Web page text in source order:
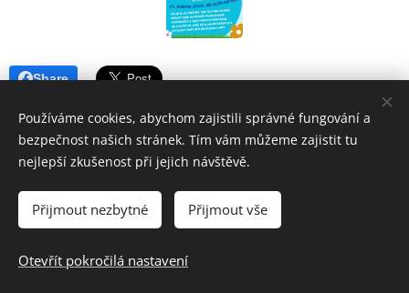
Share
© 2024 Základní škola a Mateřská škola Uherský Brod-Havřice,
příspěvková organizace | Všechna práva vyhrazena.
Cookies
Používáme cookies, abychom zajistili správné fungování a
bezpečnost našich stránek. Tím vám můžeme zajistit tu
nejlepší zkušenost při jejich návštěvě.
Přijmout nezbytné Přijmout vše
Otevřít pokročilá nastavení